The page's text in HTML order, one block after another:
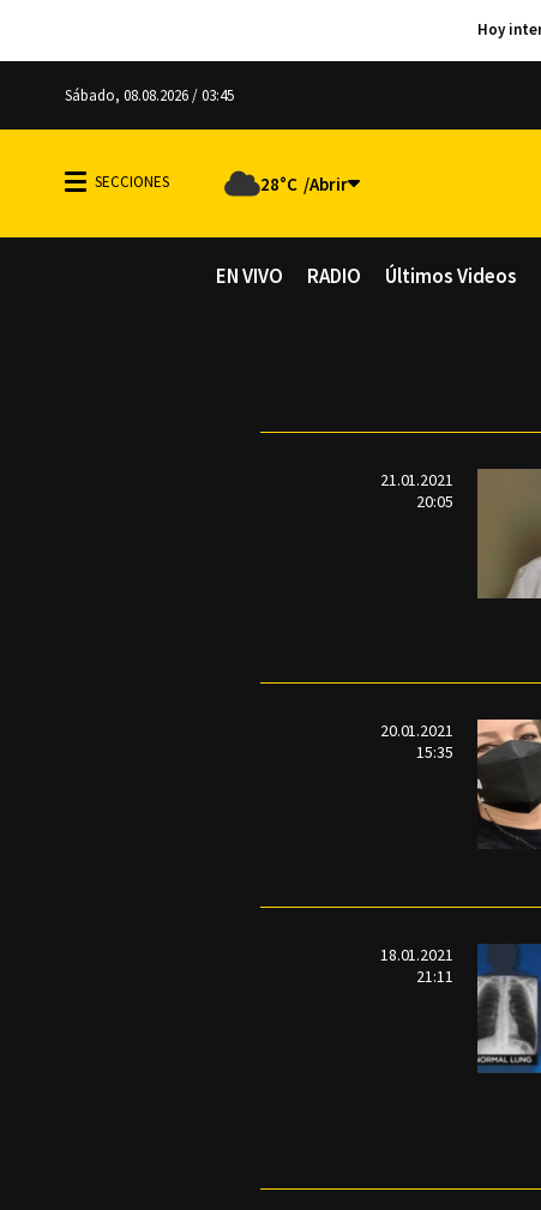
Sábado, 08.08.2026 / 03:45
28°C
EN VIVO RADIO Últimos Videos
21.01.2021
20:05
20.01.2021
15:35
18.01.2021
21:11